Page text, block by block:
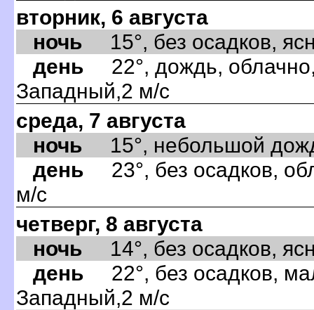
вторник, 6 августа
ночь 15°, без осадков,
день 22°, дождь,
Западный,2 м/с
среда, 7 августа
ночь 15°, небольшой
день 23°, без осадков,
м/с
четверг, 8 августа
ночь 14°, без осадков,
день 22°, без осадков,
Западный,2 м/с